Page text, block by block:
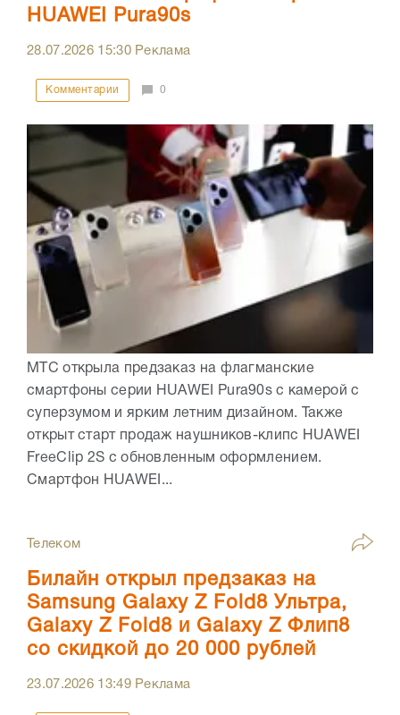
HUAWEI Pura90s
28.07.2026 15:30Реклама
Комментарии 0
МТС открыла предзаказ на флагманские
смартфоны серии HUAWEI Pura90s с камерой с
суперзумом и ярким летним дизайном. Также
открыт старт продаж наушников-клипс HUAWEI
FreeClip 2S с обновленным оформлением.
Смартфон HUAWEI...
Телеком
Билайн открыл предзаказ на
Samsung Galaxy Z Fold8 Ультра,
Galaxy Z Fold8 и Galaxy Z Флип8
со скидкой до 20 000 рублей
23.07.2026 13:49Реклама